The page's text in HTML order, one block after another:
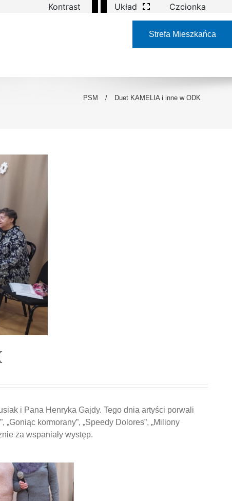
Kontrast Układ Czcionka
Strefa Mieszkańca
PSM / Duet KAMELIA i inne w ODK
i Pana Henryka Gajdy. Tego dnia artyści porwali
kormorany”, „Speedy Dolores”, „Miliony
za wspaniały występ.